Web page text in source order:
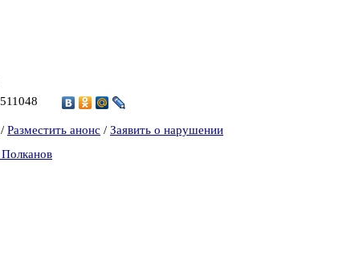
/ Разместить анонс / Заявить о нарушении
Полканов